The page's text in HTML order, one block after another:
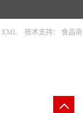
XML 技术支持：
食品商